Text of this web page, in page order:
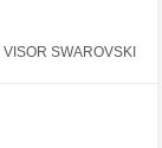
VISOR SWAROVSKI